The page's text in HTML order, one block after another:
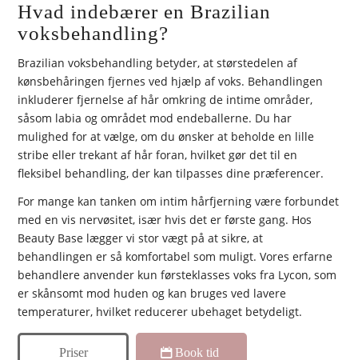
Hvad indebærer en Brazilian
voksbehandling?
Brazilian voksbehandling betyder, at størstedelen af
kønsbehåringen fjernes ved hjælp af voks. Behandlingen
inkluderer fjernelse af hår omkring de intime områder,
såsom labia og området mod endeballerne. Du har
mulighed for at vælge, om du ønsker at beholde en lille
stribe eller trekant af hår foran, hvilket gør det til en
fleksibel behandling, der kan tilpasses dine præferencer.
For mange kan tanken om intim hårfjerning være forbundet
med en vis nervøsitet, især hvis det er første gang. Hos
Beauty Base lægger vi stor vægt på at sikre, at
behandlingen er så komfortabel som muligt. Vores erfarne
behandlere anvender kun førsteklasses voks fra Lycon, som
er skånsomt mod huden og kan bruges ved lavere
temperaturer, hvilket reducerer ubehaget betydeligt.
Priser Book tid